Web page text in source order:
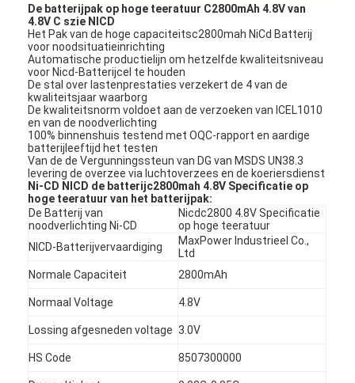
De batterijpak op hoge teeratuur C2800mAh 4.8V van
4.8V C szie NICD
Het Pak van de hoge capaciteitsc2800mah NiCd Batterij
voor noodsituatieinrichting
Automatische productielijn om hetzelfde kwaliteitsniveau
voor Nicd-Batterijcel te houden
De stal over lastenprestaties verzekert de 4 van de
kwaliteitsjaar waarborg
De kwaliteitsnorm voldoet aan de verzoeken van ICEL1010
en van de noodverlichting
100% binnenshuis testend met OQC-rapport en aardige
batterijleeftijd het testen
Van de de Vergunningssteun van DG van MSDS UN38.3
levering de overzee via luchtoverzees en de koeriersdienst
Ni-CD NICD de batterijc2800mah 4.8V Specificatie op
hoge teeratuur van het batterijpak:
De Batterij van
noodverlichting Ni-CD
Nicdc2800 4.8V Specificatie
op hoge teeratuur
NICD-Batterijvervaardiging
MaxPower Industrieel Co.,
Ltd
Normale Capaciteit
2800mAh
Normaal Voltage 4.8V
Lossing afgesneden voltage 3.0V
HS Code 8507300000